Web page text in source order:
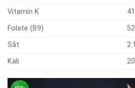
Vitamin K
Folate (B9)
Sắt
Kali